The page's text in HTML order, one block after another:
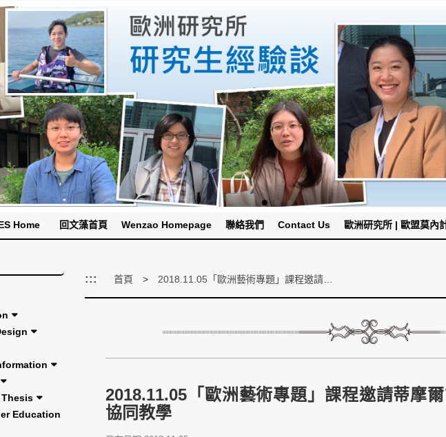
Home 回文藻首頁 Wenzao Homepage 聯絡我們 Contact Us 歐洲研究所 | 歐盟莫
Thesis
Education
::: 首頁
2018.11.05「歐洲藝術專題」課程邀請蒂摩
協同教學